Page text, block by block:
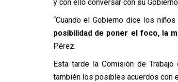
y con ello conversar con su
“Cuando el Gobierno dice los
posibilidad de poner el foco, la
Pérez.
Esta tarde la Comisión de
también los posibles acuerdos con